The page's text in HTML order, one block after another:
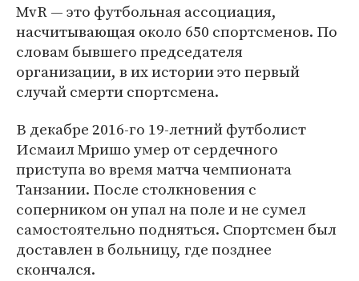
MvR — это футбольная ассоциация,
насчитывающая около 650 спортсменов. По
словам бывшего председателя
организации, в их истории это первый
случай смерти спортсмена.
В декабре 2016-го 19-летний футболист
Исмаил Мришо умер от сердечного
приступа во время матча чемпионата
Танзании. После столкновения с
соперником он упал на поле и не сумел
самостоятельно подняться. Спортсмен был
доставлен в больницу, где позднее
скончался.